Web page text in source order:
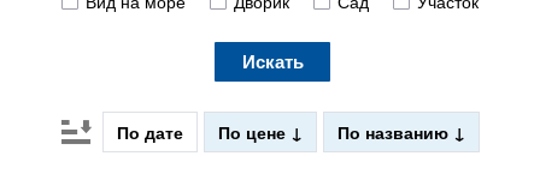
Искать
По дате По цене По названию